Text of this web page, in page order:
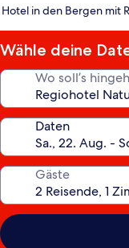
Hotel in den Bergen mit
Wähle deine
Wo soll’s
Daten
Gäste